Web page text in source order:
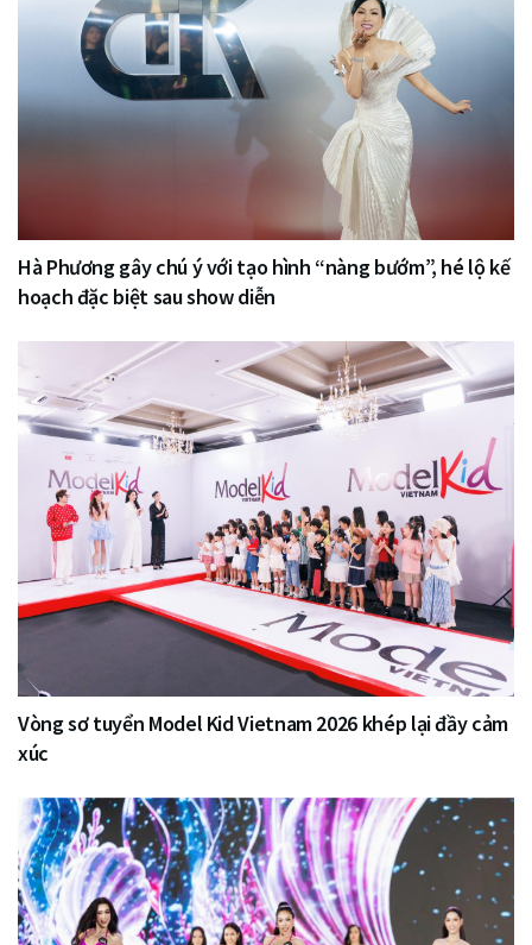
Hà Phương gây chú ý với tạo hình “nàng bướm”, hé lộ kế
hoạch đặc biệt sau show diễn
Vòng sơ tuyển Model Kid Vietnam 2026 khép lại đầy cảm
xúc